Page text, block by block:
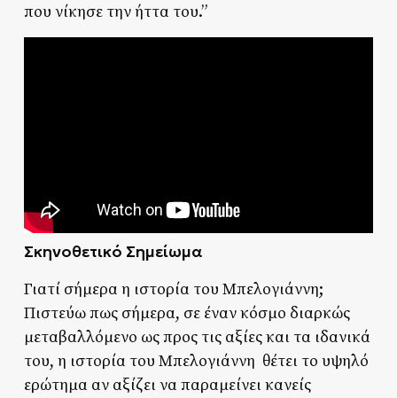
που νίκησε την ήττα του.”
Σκηνοθετικό Σημείωμα
Γιατί σήμερα η ιστορία του Μπελογιάννη;
Πιστεύω πως σήμερα, σε έναν κόσμο διαρκώς
μεταβαλλόμενο ως προς τις αξίες και τα ιδανικά
του, η ιστορία του Μπελογιάννη θέτει το υψηλό
ερώτημα αν αξίζει να παραμείνει κανείς